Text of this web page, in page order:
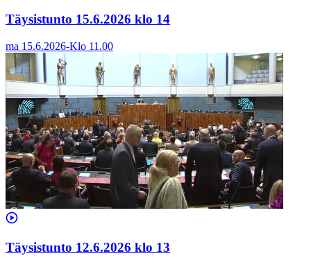
Täysistunto 15.6.2026 klo 14
ma 15.6.2026-Klo 11.00
Täysistunto 12.6.2026 klo 13